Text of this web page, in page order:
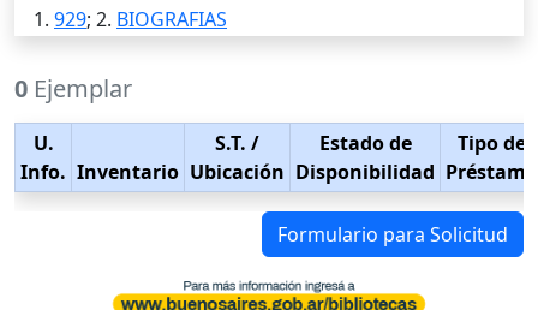
1. 929; 2. BIOGRAFIAS
0 Ejemplar
U.
Info. Inventario
S.T. /
Ubicación
Estado de
Disponibilidad
Tipo de
Préstamo
Formulario para Solicitud